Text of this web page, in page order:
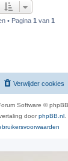
• Pagina 1 van 1
Verwijder cookies
Software ©
doorphpBB.nl